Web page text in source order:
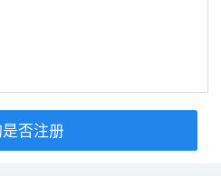
否注册